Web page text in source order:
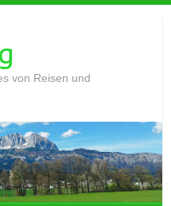
von Reisen und